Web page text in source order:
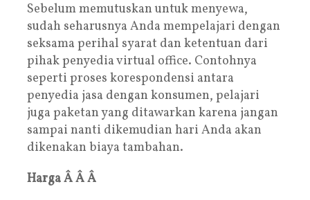
Sebelum memutuskan untuk menyewa,
sudah seharusnya Anda mempelajari dengan
seksama perihal syarat dan ketentuan dari
pihak penyedia virtual office. Contohnya
seperti proses korespondensi antara
penyedia jasa dengan konsumen, pelajari
juga paketan yang ditawarkan karena jangan
sampai nanti dikemudian hari Anda akan
dikenakan biaya tambahan.
Harga Â Â Â